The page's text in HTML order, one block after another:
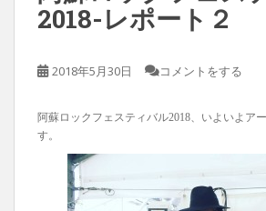
2018-レポート２
2018年5月30日 コメントをする
阿蘇ロックフェスティバル2018、いよいよア
す。